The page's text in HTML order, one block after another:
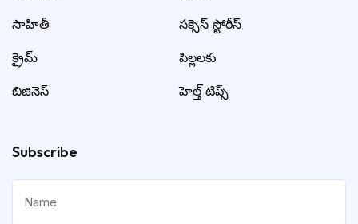
సాహితీ
క్రైమ్
బిజినెస్
సక్సెస్ స్టోరీస్
పిల్లలకు
హెల్త్ టిప్స్
Subscribe